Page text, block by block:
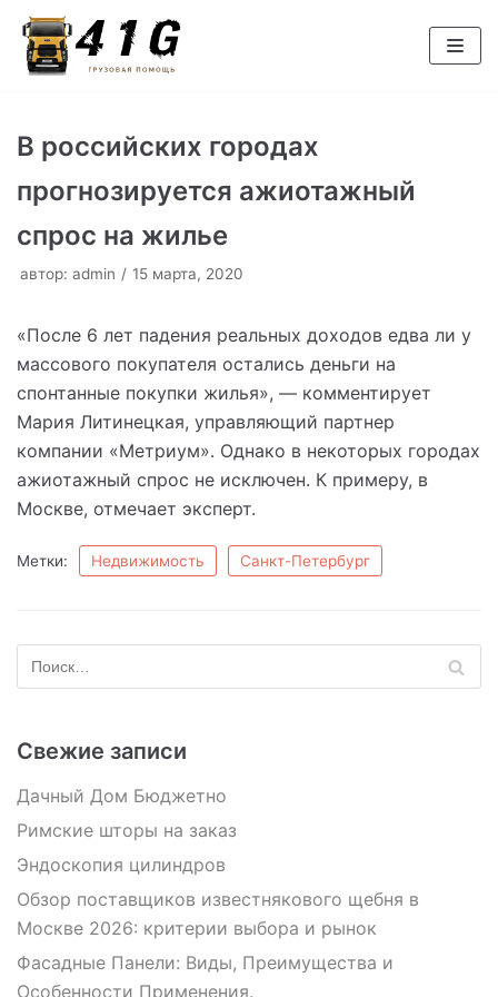
Перейти
к
В российских городах
прогнозируется ажиотажный
спрос на жилье
автор: admin 15 марта, 2020
«После 6 лет падения реальных доходов едва ли у
массового покупателя остались деньги на
спонтанные покупки жилья», — комментирует
Мария Литинецкая, управляющий партнер
компании «Метриум». Однако в некоторых городах
ажиотажный спрос не исключен. К примеру, в
Москве, отмечает эксперт.
Метки: Недвижимость Санкт-Петербург
Свежие записи
Дачный Дом Бюджетно
Римские шторы на заказ
Эндоскопия цилиндров
Обзор поставщиков известнякового щебня в
Москве 2026: критерии выбора и рынок
Фасадные Панели: Виды, Преимущества и
Особенности Применения.